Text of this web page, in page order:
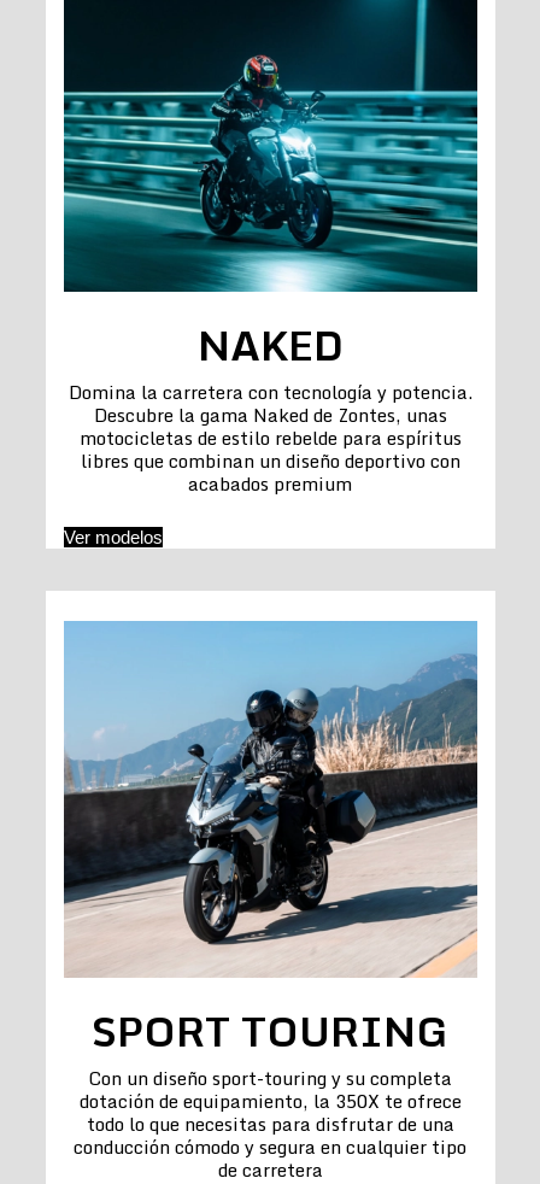
NAKED
Domina la carretera con tecnología y potencia.
Descubre la gama Naked de Zontes, unas
motocicletas de estilo rebelde para espíritus
libres que combinan un diseño deportivo con
acabados premium
Ver modelos
SPORT TOURING
Con un diseño sport-touring y su completa
dotación de equipamiento, la 350X te ofrece
todo lo que necesitas para disfrutar de una
conducción cómodo y segura en cualquier tipo
de carretera